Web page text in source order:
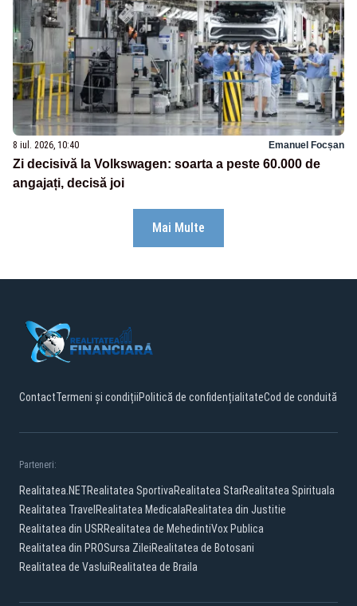
8 iul. 2026, 10:40 Emanuel Focșan
Zi decisivă la Volkswagen: soarta a peste 60.000 de
angajați, decisă joi
Mai Multe
ContactTermeni și condițiiPolitică de confidențialitateCod de conduită
Parteneri:
Realitatea.NETRealitatea SportivaRealitatea StarRealitatea Spirituala
Realitatea Travel Realitatea MedicalaRealitatea din Justitie
Realitatea din USRRealitatea de MehedintiVox Publica
Realitatea din PROSursa ZileiRealitatea de Botosani
Realitatea de VasluiRealitatea de Braila